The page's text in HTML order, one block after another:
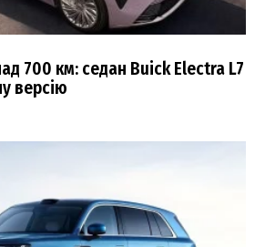
700 км: седан Buick Electra L7
версію